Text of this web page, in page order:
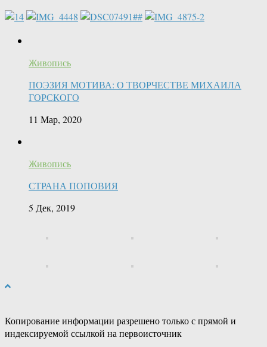
Живопись
ПОЭЗИЯ МОТИВА: О ТВОРЧЕСТВЕ МИХАИЛА
ГОРСКОГО
11 Мар, 2020
Живопись
СТРАНА ПОПОВИЯ
5 Дек, 2019
Копирование информации разрешено только с прямой и
индексируемой ссылкой на первоисточник